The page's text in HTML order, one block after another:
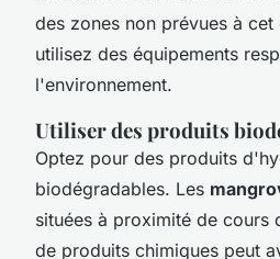
des zones non prévues à
utilisez des équipements
l'environnement.
Utiliser des produits
Optez pour des produits
biodégradables. Les
situées à proximité de cours
de produits chimiques peut